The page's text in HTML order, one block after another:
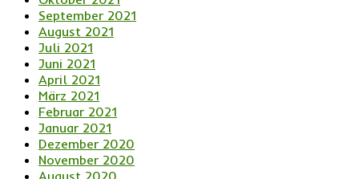
September 2021
August 2021
Juli 2021
Juni 2021
April 2021
März 2021
Februar 2021
Januar 2021
Dezember 2020
November 2020
August 2020